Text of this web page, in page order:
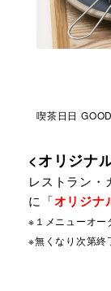
喫茶日日
<オリジナ
レストラン・
に「オリジナ
※１メニューオー
※無くなり次第終